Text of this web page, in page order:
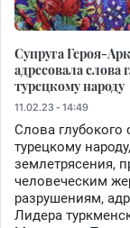
Супруга Героя-
адресовала слова
турецкому народу
11.02.23 - 14:49
Слова глубокого
турецкому
землетрясения,
человеческим
разрушениям,
Лидера